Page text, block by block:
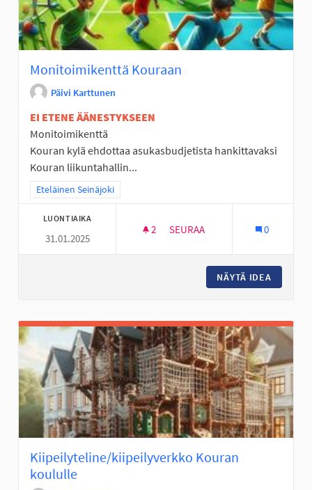
Monitoimikenttä Kouraan
Päivi Karttunen
EI ETENE ÄÄNESTYKSEEN
Monitoimikenttä
Kouran kylä ehdottaa asukasbudjetista hankittavaksi
Kouran liikuntahallin...
Rajaa tulokset teeman mukaan: Eteläinen Seinäjoki
Eteläinen Seinäjoki
LUONTIAIKA
31.01.2025
2 2 SEURAAJAA
SEURAA 0
NÄYTÄ IDEA
Kiipeilyteline/kiipeilyverkko Kouran
koululle